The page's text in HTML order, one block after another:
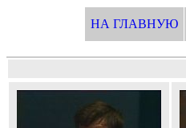
НА ГЛАВНУЮ